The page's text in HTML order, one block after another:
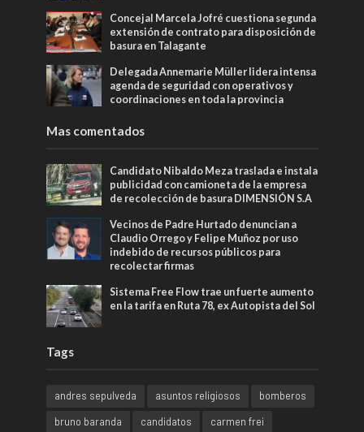
Concejal Marcela Jofré cuestiona segunda
extensión de contrato para disposición de
basura en Talagante
Delegada Annemarie Müller lidera intensa
agenda de seguridad con operativos y
coordinaciones en toda la provincia
Mas comentados
Candidato Nibaldo Meza traslada e instala
publicidad con camioneta de la empresa
de recolección de basura DIMENSIÓN S.A
Vecinos de Padre Hurtado denuncian a
Claudio Orrego y Felipe Muñoz por uso
indebido de recursos públicos para
recolectar firmas
Sistema Free Flow trae un fuerte aumento
en la tarifa en Ruta 78, ex Autopista del Sol
Tags
andres sepulveda asuntos religiosos
bomberos
bruno baranda
candidatos
carmen frei